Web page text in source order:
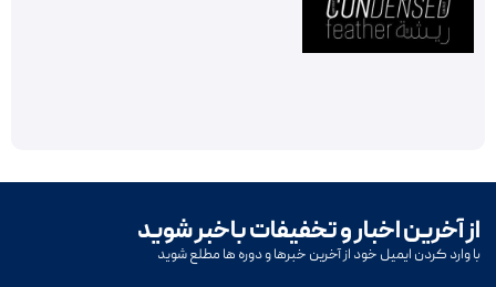
از آخرین اخبار و تخفیفات باخبر شوید
با وارد کردن ایمیل خود از آخرین خبرها و دوره ها مطلع شوید